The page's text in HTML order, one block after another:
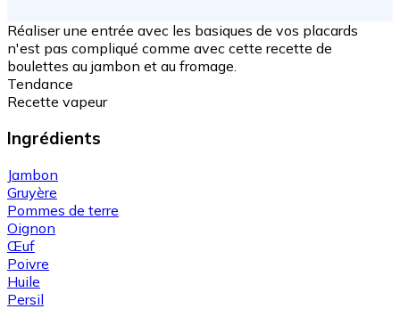
Réaliser une entrée avec les basiques de vos placards
n'est pas compliqué comme avec cette recette de
boulettes au jambon et au fromage.
Tendance
Recette vapeur
Ingrédients
Jambon
Gruyère
Pommes de terre
Oignon
Œuf
Poivre
Huile
Persil